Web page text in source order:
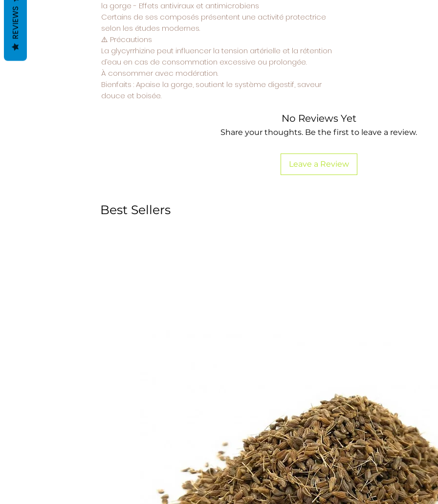
la gorge - Effets antiviraux et antimicrobiens
Certains de ses composés présentent une activité protectrice
selon les études modernes.
⚠️ Précautions
La glycyrrhizine peut influencer la tension artérielle et la rétention
d’eau en cas de consommation excessive ou prolongée.
À consommer avec modération.
Bienfaits : Apaise la gorge, soutient le système digestif, saveur
douce et boisée.
No Reviews Yet
Share your thoughts. Be the first to leave a review.
Leave a Review
Best Sellers
REVIEWS